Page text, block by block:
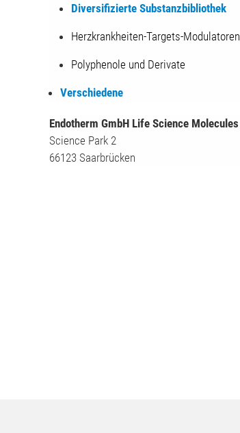
Diversifizierte Substanzbibliothek
Herzkrankheiten-Targets-Modulatoren
Polyphenole und Derivate
Verschiedene
Endotherm GmbH Life Science Molecules
Science Park 2
66123 Saarbrücken